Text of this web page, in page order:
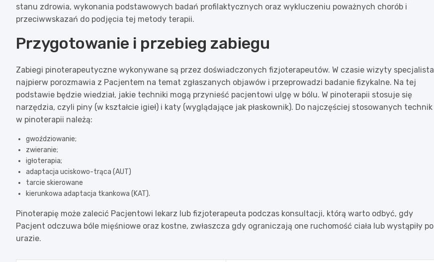
stanu zdrowia, wykonania podstawowych badań profilaktycznych oraz wykluczeniu poważnych chorób i
przeciwwskazań do podjęcia tej metody terapii.
Przygotowanie i przebieg zabiegu
Zabiegi pinoterapeutyczne wykonywane są przez doświadczonych fizjoterapeutów. W czasie wizyty specjalista
najpierw porozmawia z Pacjentem na temat zgłaszanych objawów i przeprowadzi badanie fizykalne. Na tej
podstawie będzie wiedział, jakie techniki mogą przynieść pacjentowi ulgę w bólu. W pinoterapii stosuje się
narzędzia, czyli piny (w kształcie igieł) i katy (wyglądające jak płaskownik). Do najczęściej stosowanych technik
w pinoterapii należą:
gwoździowanie;
zwieranie;
igłoterapia;
adaptacja uciskowo-trąca (AUT)
tarcie skierowane
kierunkowa adaptacja tkankowa (KAT).
Pinoterapię może zalecić Pacjentowi lekarz lub fizjoterapeuta podczas konsultacji, którą warto odbyć, gdy
Pacjent odczuwa bóle mięśniowe oraz kostne, zwłaszcza gdy ograniczają one ruchomość ciała lub wystąpiły po
urazie.